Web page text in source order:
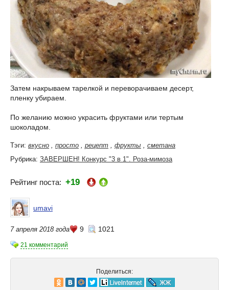
Затем накрываем тарелкой и переворачиваем десерт,
пленку убираем.
По желанию можно украсить фруктами или тертым
шоколадом.
Тэги: вкусно просто рецепт фрукты
сметана
Рубрика: ЗАВЕРШЕН! Конкурс "3 в 1". Роза-мимоза
Рейтинг поста: +19
umavi
7 апреля 2018 года 9 1021
21 комментарий
Поделиться: